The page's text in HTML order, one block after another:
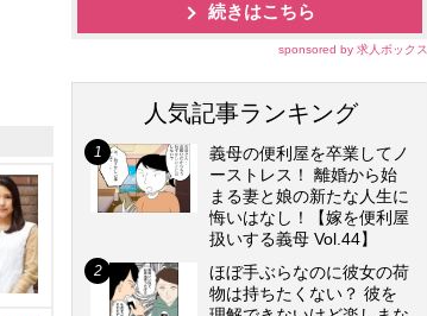
続きはこちら
sponsored by 求人ボックス
人気記事ランキング
義母の便利屋を卒業してノ
ーストレス！ 離婚から始
まる妻と娘の新たな人生に
悔いはなし！【嫁を便利屋
扱いする義母 Vol.44】
ほぼ手ぶらなのに彼女の荷
物は持ちたくない？ 彼を